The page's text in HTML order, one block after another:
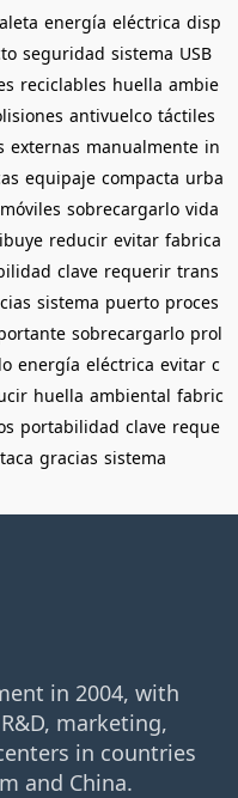
energía eléctrica disp
seguridad sistema USB
reciclables huella ambie
antivuelco táctiles
externas manualmente in
equipaje compacta urba
móviles sobrecargarlo vida
reducir evitar fabrica
clave requerir trans
sistema puerto proces
sobrecargarlo prol
energía eléctrica evitar c
huella ambiental fabric
portabilidad clave reque
gracias sistema
in 2004, with
marketing,
in countries
and China.